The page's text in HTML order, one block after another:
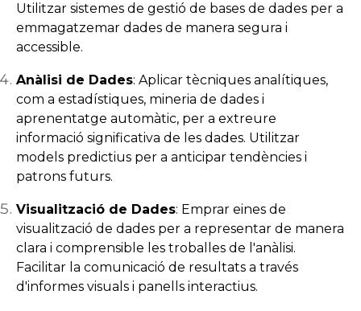
Utilitzar sistemes de gestió de bases de dades per a
emmagatzemar dades de manera segura i
accessible.
Anàlisi de Dades: Aplicar tècniques analítiques,
com a estadístiques, mineria de dades i
aprenentatge automàtic, per a extreure
informació significativa de les dades. Utilitzar
models predictius per a anticipar tendències i
patrons futurs.
Visualització de Dades: Emprar eines de
visualització de dades per a representar de manera
clara i comprensible les troballes de l'anàlisi.
Facilitar la comunicació de resultats a través
d'informes visuals i panells interactius.